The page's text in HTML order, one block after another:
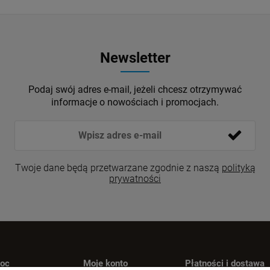
Newsletter
Podaj swój adres e-mail, jeżeli chcesz otrzymywać
informacje o nowościach i promocjach.
Twoje dane będą przetwarzane zgodnie z naszą polityką
prywatności
Moje konto Płatności i dostawa